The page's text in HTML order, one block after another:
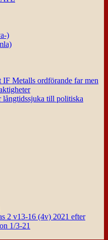
)
IF Metalls ordförande far men
långtidssjuka till politiska
2 v13-16 (4v) 2021 efter
1/3-21